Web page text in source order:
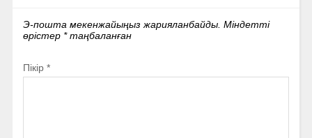
Э-пошта мекенжайыңыз жарияланбайды. Міндетті
өрістер *таңбаланған
Пікір *